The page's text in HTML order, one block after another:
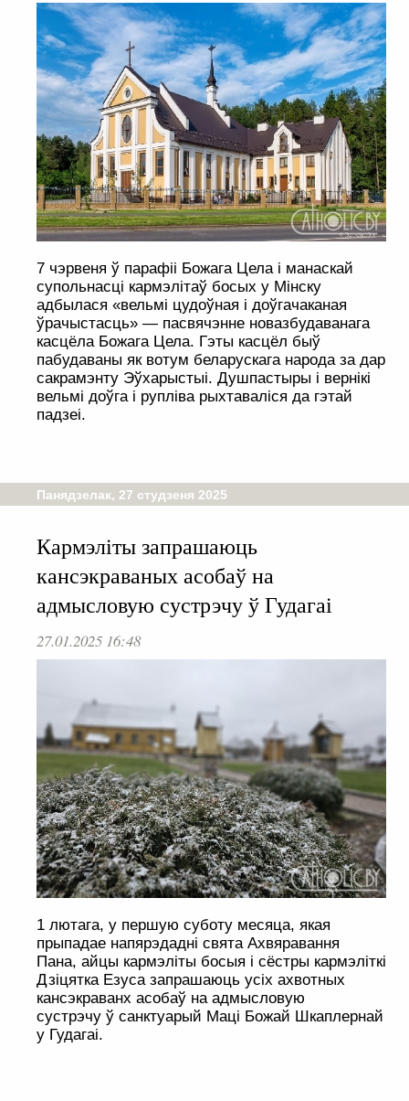
7 чэрвеня ў парафіі Божага Цела і манаскай
супольнасці кармэлітаў босых у Мінску
адбылася «вельмі цудоўная і доўгачаканая
ўрачыстасць» — пасвячэнне новазбудаванага
касцёла Божага Цела. Гэты касцёл быў
пабудаваны як вотум беларускага народа за дар
сакрамэнту Эўхарыстыі. Душпастыры і вернікі
вельмі доўга і рупліва рыхтаваліся да гэтай
падзеі.
Панядзелак, 27 студзеня 2025
Кармэліты запрашаюць
кансэкраваных асобаў на
адмысловую сустрэчу ў Гудагаі
27.01.2025 16:48
1 лютага, у першую суботу месяца, якая
прыпадае напярэдадні свята Ахвяравання
Пана, айцы кармэліты босыя і сёстры кармэліткі
Дзіцятка Езуса запрашаюць усіх ахвотных
кансэкраванх асобаў на адмысловую
сустрэчу ў санктуарый Маці Божай Шкаплернай
у Гудагаі.